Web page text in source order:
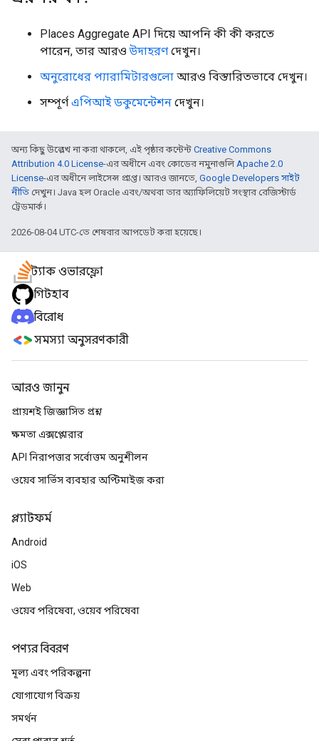
Places Aggregate API দিয়ে আপনি কী কী করতে
পারেন, তার আরওউদাহরণদেখুন।
অনুরোধের প্যারামিটারগুলো আরও বিস্তারিতভাবে দেখুন।
সম্পূর্ণএপিআই ডকুমেন্টেশন দেখুন।
অন্য কিছু উল্লেখ না করা থাকলে, এই পৃষ্ঠার কন্টেন্ট Creative Commons
Attribution 4.0 License-এর অধীনে এবং কোডের নমুনাগুলিApache 2.0
License-এর অধীনে লাইসেন্স প্রাপ্ত। আরও জানতে, Google Developers সাইট
নীতি দেখুন। Java হল Oracle এবং/অথবা তার অ্যাফিলিয়েট সংস্থার রেজিস্টার্ড
ট্রেডমার্ক।
2026-08-04 UTC-তে শেষবার আপডেট করা হয়েছে।
স্ট্যাক ওভারফ্লো
গিটহাব
বিরোধ
সমস্যা অনুসরণকারী
আরও জানুন
প্রায়শই জিজ্ঞাসিত প্রশ্ন
ক্ষমতা এক্সপ্লোরার
API নিরাপত্তার সর্বোত্তম অনুশীলন
ওয়েব সার্ভিস ব্যবহার অপ্টিমাইজ করা
প্ল্যাটফর্ম
Android
iOS
Web
ওয়েব পরিষেবা, ওয়েব পরিষেবা
পণ্যর বিবরণ
মূল্য এবং পরিকল্পনা
যোগাযোগ বিক্রয়
সমর্থন